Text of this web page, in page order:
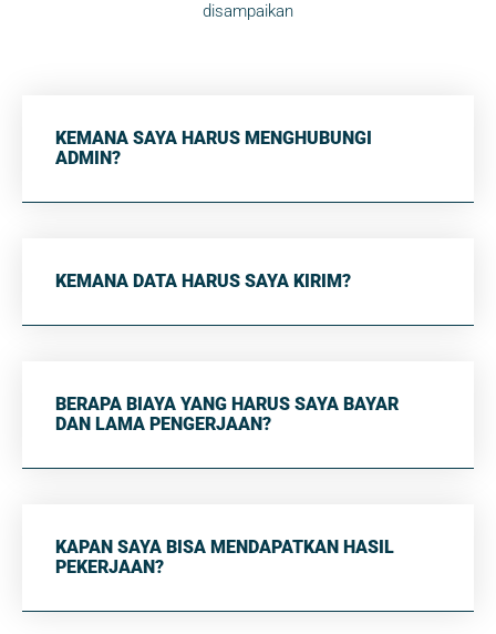
disampaikan
KEMANA SAYA HARUS MENGHUBUNGI
ADMIN?
KEMANA DATA HARUS SAYA KIRIM?
BERAPA BIAYA YANG HARUS SAYA BAYAR
DAN LAMA PENGERJAAN?
KAPAN SAYA BISA MENDAPATKAN HASIL
PEKERJAAN?